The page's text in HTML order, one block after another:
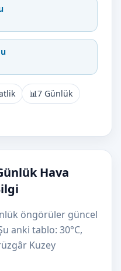
📊7 Günlük
Hava
öngörüler güncel
anki tablo: 30°C,
Kuzey